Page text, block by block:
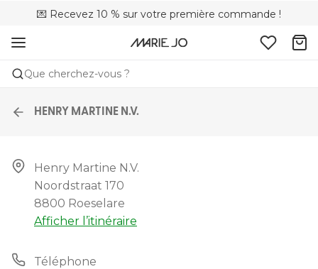
💌 Recevez 10 % sur votre première commande !
🚚 Livraison gratuite à partir de 90 €
🌍 Vendus dans 353 boutiques en Belgique
Que cherchez-vous ?
HENRY MARTINE N.V.
Henry Martine N.v.
Noordstraat 170
8800 Roeselare
Afficher l’itinéraire
Téléphone